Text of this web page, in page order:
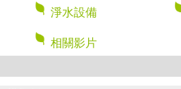
淨水設備
相關影片